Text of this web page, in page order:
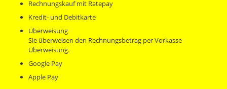
Rechnungskauf mit Ratepay
Kredit- und Debitkarte
Überweisung
Sie überweisen den Rechnungsbetrag per Vorkasse
Überweisung.
Google Pay
Apple Pay